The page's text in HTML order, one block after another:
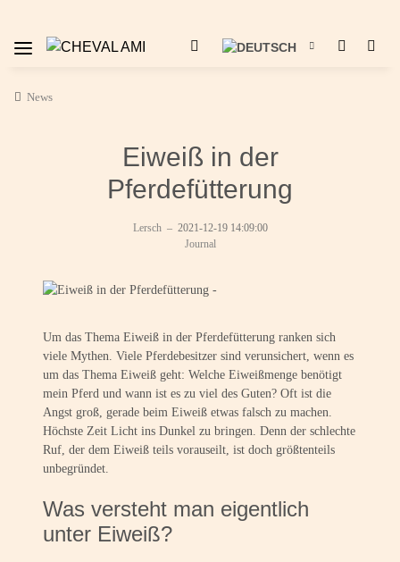
News
Eiweiß in der
Pferdefütterung
Lersch – 2021-12-19 14:09:00
Journal
Um das Thema Eiweiß in der Pferdefütterung ranken sich
viele Mythen. Viele Pferdebesitzer sind verunsichert, wenn es
um das Thema Eiweiß geht: Welche Eiweißmenge benötigt
mein Pferd und wann ist es zu viel des Guten? Oft ist die
Angst groß, gerade beim Eiweiß etwas falsch zu machen.
Höchste Zeit Licht ins Dunkel zu bringen. Denn der schlechte
Ruf, der dem Eiweiß teils vorauseilt, ist doch größtenteils
unbegründet.
Was versteht man eigentlich
unter Eiweiß?